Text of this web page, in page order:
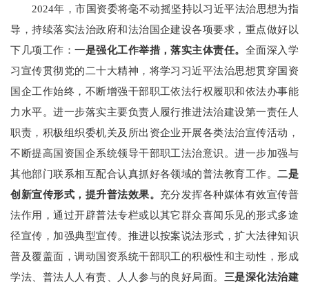
2024年，市国资委将毫不动摇坚持以习近平法治思想为指
导，持续落实法治政府和法治国企建设各项要求，重点做好以
下几项工作：一是强化工作举措，落实主体责任。 全面深入学
习宣传贯彻党的二十大精神，将学习习近平法治思想贯穿国资
国企工作始终， 不断增强干部职工依法行权履职和依法办事能
力水平。进一步落实主要负责人履行推进法治建设第一责任人
职责， 积极组织委机关及所出资企业开展各类法治宣传活动，
不断提高国资国企系统领导干部职工法治意识。进一步加强与
其他部门联系相互配合认真抓好各领域的普法教育工作。二是
创新宣传形式，提升普法效果。 充分发挥各种媒体有效宣传普
法作用，通过开辟普法专栏或以其它群众喜闻乐见的形式多途
径宣传，加强典型宣传。推进以按案说法形式，扩大法律知识
普及覆盖面，调动国资系统干部职工的积极性和主动性，形成
学法、普法人人有责、人人参与的良好局面。 三是深化法治建